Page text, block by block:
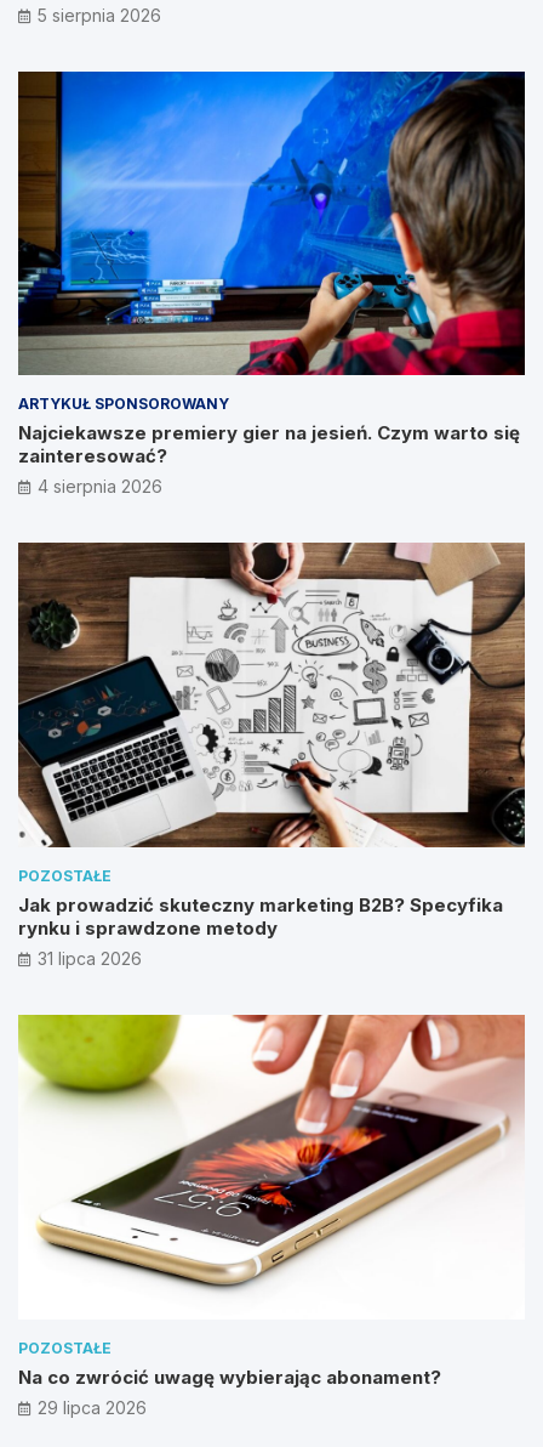
5 sierpnia 2026
ARTYKUŁ SPONSOROWANY
Najciekawsze premiery gier na jesień. Czym warto się
zainteresować?
4 sierpnia 2026
POZOSTAŁE
Jak prowadzić skuteczny marketing B2B? Specyfika
rynku i sprawdzone metody
31 lipca 2026
POZOSTAŁE
Na co zwrócić uwagę wybierając abonament?
29 lipca 2026